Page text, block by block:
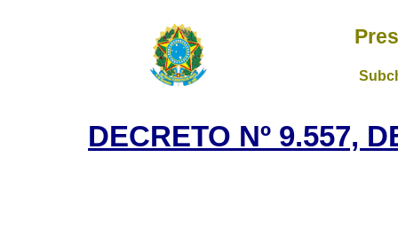
DECRETO Nº 9.557,